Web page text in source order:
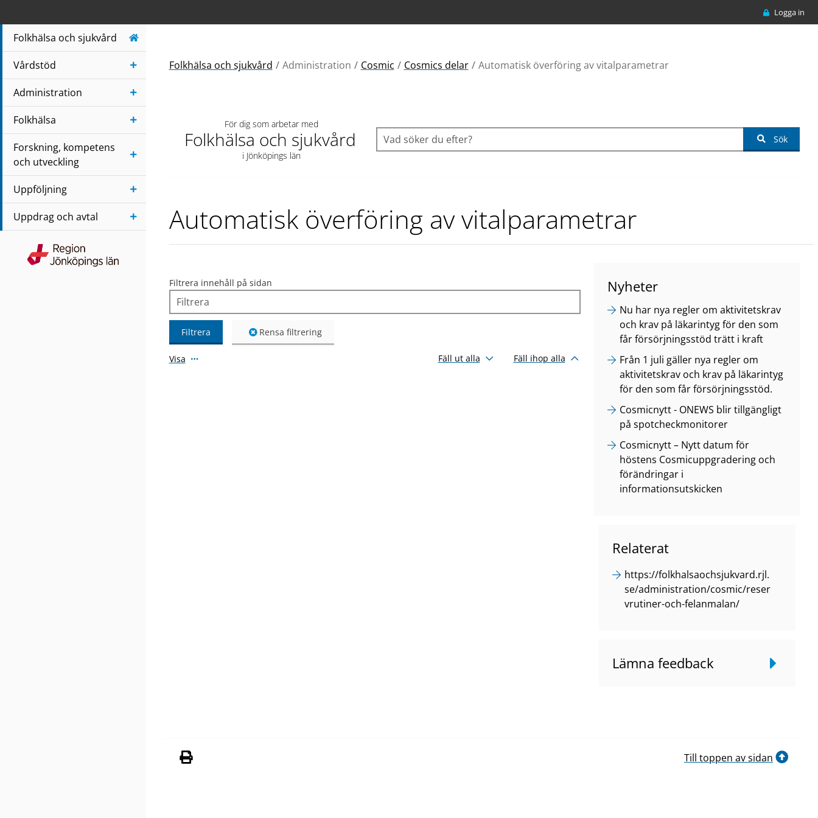
Logga in
Folkhälsa och sjukvård
Vårdstöd
Administration
Folkhälsa
Forskning, kompetens
och utveckling
Uppföljning
Uppdrag och avtal
Folkhälsa och sjukvård Administration Cosmic Cosmics delar Automatisk överföring av vitalparametrar
För dig som arbetar med
Folkhälsa och sjukvård
i Jönköpings län
Sök
Automatisk överföring av vitalparametrar
Filtrera innehåll på sidan
Filtrera Rensa filtrering
Visa Fäll ut alla Fäll ihop alla
Nyheter
Nu har nya regler om aktivitetskrav
och krav på läkarintyg för den som
får försörjningsstöd trätt i kraft
Från 1 juli gäller nya regler om
aktivitetskrav och krav på läkarintyg
för den som får försörjningsstöd.
Cosmicnytt - ONEWS blir tillgängligt
på spotcheckmonitorer
Cosmicnytt – Nytt datum för
höstens Cosmicuppgradering och
förändringar i
informationsutskicken
Relaterat
https://folkhalsaochsjukvard.rjl.
se/administration/cosmic/reser
vrutiner-och-felanmalan/
Lämna feedback
Till toppen av sidan